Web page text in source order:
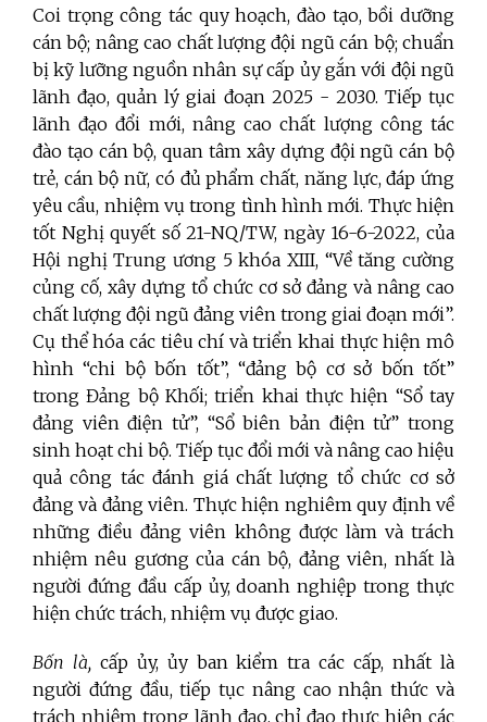
Coi trọng công tác quy hoạch, đào tạo, bồi dưỡng
cán bộ; nâng cao chất lượng đội ngũ cán bộ; chuẩn
bị kỹ lưỡng nguồn nhân sự cấp ủy gắn với đội ngũ
lãnh đạo, quản lý giai đoạn 2025 - 2030. Tiếp tục
lãnh đạo đổi mới, nâng cao chất lượng công tác
đào tạo cán bộ, quan tâm xây dựng đội ngũ cán bộ
trẻ, cán bộ nữ, có đủ phẩm chất, năng lực, đáp ứng
yêu cầu, nhiệm vụ trong tình hình mới. Thực hiện
tốt Nghị quyết số 21-NQ/TW, ngày 16-6-2022, của
Hội nghị Trung ương 5 khóa XIII, “Về tăng cường
củng cố, xây dựng tổ chức cơ sở đảng và nâng cao
chất lượng đội ngũ đảng viên trong giai đoạn mới”.
Cụ thể hóa các tiêu chí và triển khai thực hiện mô
hình “chi bộ bốn tốt”, “đảng bộ cơ sở bốn tốt”
trong Đảng bộ Khối; triển khai thực hiện “Sổ tay
đảng viên điện tử”, “Sổ biên bản điện tử” trong
sinh hoạt chi bộ. Tiếp tục đổi mới và nâng cao hiệu
quả công tác đánh giá chất lượng tổ chức cơ sở
đảng và đảng viên. Thực hiện nghiêm quy định về
những điều đảng viên không được làm và trách
nhiệm nêu gương của cán bộ, đảng viên, nhất là
người đứng đầu cấp ủy, doanh nghiệp trong thực
hiện chức trách, nhiệm vụ được giao.
Bốn là, cấp ủy, ủy ban kiểm tra các cấp, nhất là
người đứng đầu, tiếp tục nâng cao nhận thức và
trách nhiệm trong lãnh đạo, chỉ đạo thực hiện các